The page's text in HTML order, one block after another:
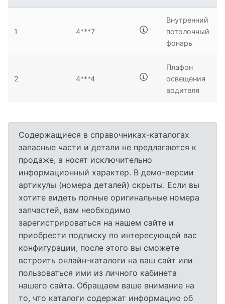
1 4***7
Внутренний
потолочный
фонарь
2 4***4
Плафон
освещения
водителя
Содержащиеся в справочниках-каталогах
запасные части и детали не предлагаются к
продаже, а носят исключительно
информационный характер. В демо-версии
артикулы (номера деталей) скрыты. Если вы
хотите видеть полные оригинальные номера
запчастей, вам необходимо
зарегистрироваться на нашем сайте и
приобрести подписку по интересующей вас
конфигурации, после этого вы сможете
встроить онлайн-каталоги на ваш сайт или
пользоваться ими из личного кабинета
нашего сайта. Обращаем ваше внимание на
то, что каталоги содержат информацию об